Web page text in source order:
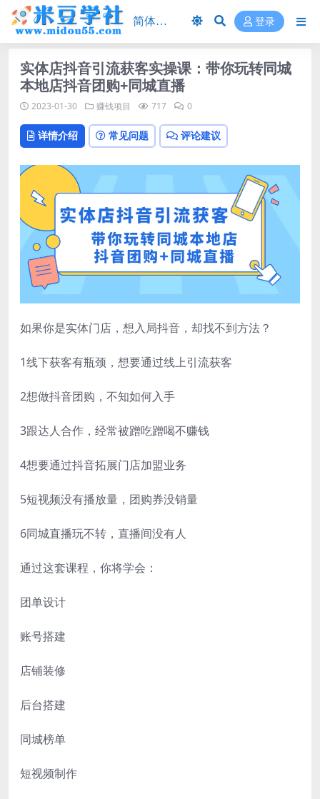
登录
实体店抖音引流获客实操课：带你玩转同城
本地店抖音团购+同城直播
2023-01-30 赚钱项目 717 0
详情介绍 常见问题 评论建议
如果你是实体门店，想入局抖音，却找不到方法？
1线下获客有瓶颈，想要通过线上引流获客
2想做抖音团购，不知如何入手
3跟达人合作，经常被蹭吃蹭喝不赚钱
4想要通过抖音拓展门店加盟业务
5短视频没有播放量，团购券没销量
6同城直播玩不转，直播间没有人
通过这套课程，你将学会：
团单设计
账号搭建
店铺装修
后台搭建
同城榜单
短视频制作